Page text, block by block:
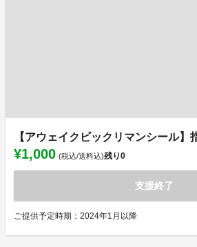
【アウェイクビックリマンシール】
¥1,000 (税込/送料込)残り0
支援終了
ご提供予定時期：2024年1月以降